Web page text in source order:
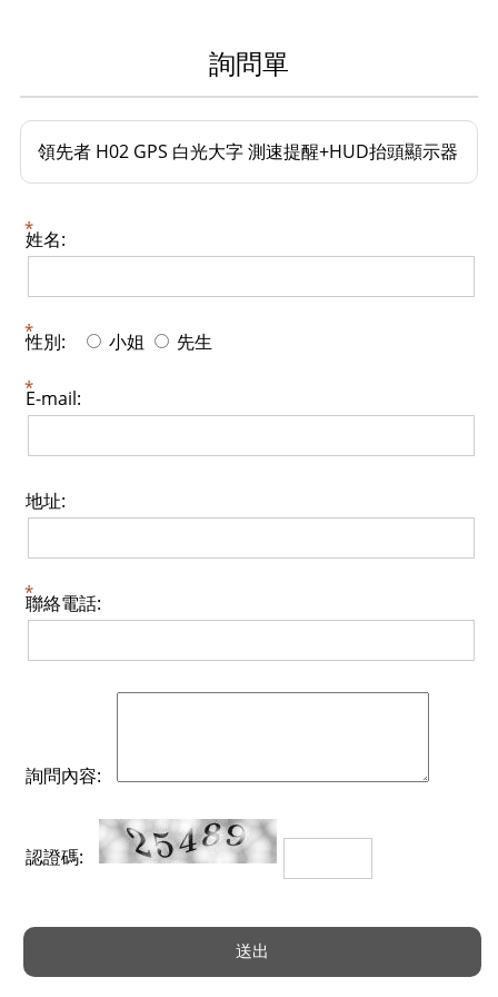
詢問單
領先者 H02 GPS 白光大字 測速提醒+HUD抬頭顯示器
姓名:
性別: 小姐 先生
E-mail:
地址:
聯絡電話:
詢問內容:
認證碼: